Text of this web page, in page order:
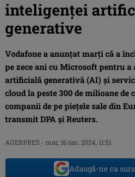
inteligenţei
generative
Vodafone a anunţat marţi că a
pe zece ani cu Microsoft pentru a
artificială generativă (AI) şi
cloud la peste 300 de milioane de
companii de pe pieţele sale din
transmit DPA şi Reuters.
AGERPRES - mar, 16 ian. 2024, 11:51
Adaugă-ne ca